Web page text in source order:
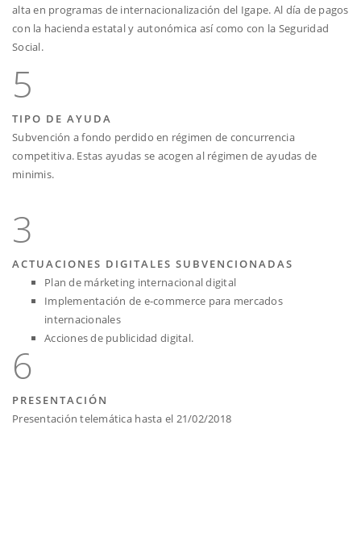
alta en programas de internacionalización del Igape. Al día de pagos
con la hacienda estatal y autonómica así como con la Seguridad
Social.
5
TIPO DE AYUDA
Subvención a fondo perdido en régimen de concurrencia
competitiva. Estas ayudas se acogen al régimen de ayudas de
minimis.
3
ACTUACIONES DIGITALES SUBVENCIONADAS
Plan de márketing internacional digital
Implementación de e-commerce para mercados
internacionales
Acciones de publicidad digital.
6
PRESENTACIÓN
Presentación telemática hasta el 21/02/2018